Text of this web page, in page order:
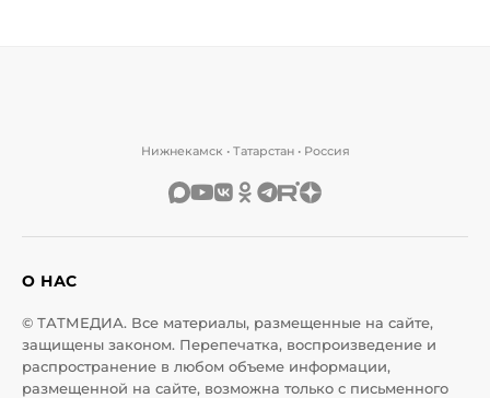
Нижнекамск • Татарстан • Россия
О НАС
© ТАТМЕДИА. Все материалы, размещенные на сайте,
защищены законом. Перепечатка, воспроизведение и
распространение в любом объеме информации,
размещенной на сайте, возможна только с письменного